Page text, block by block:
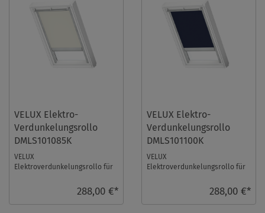
VELUX Elektro-
Verdunkelungsrollo
DMLS101085K
VELUX
Elektroverdunkelungsrollo für
alu Schiene, io-homecontrol
288,00 €*
VELUX Elektro-
Verdunkelungsrollo
DMLS101100K
VELUX
Elektroverdunkelungsrollo für
alu Schiene, io-homecontrol ko
288,00 €*